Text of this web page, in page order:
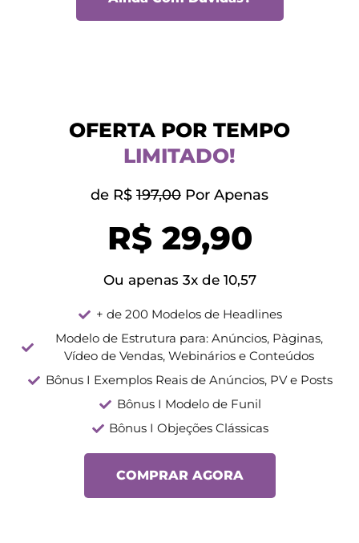
OFERTA POR TEMPO
LIMITADO!
de R$ 197,00 Por Apenas
R$ 29,90
Ou apenas 3x de 10,57
+ de 200 Modelos de Headlines
Modelo de Estrutura para: Anúncios, Pàginas,
Vídeo de Vendas, Webinários e Conteúdos
Bônus I Exemplos Reais de Anúncios, PV e Posts
Bônus I Modelo de Funil
Bônus I Objeções Clássicas
COMPRAR AGORA